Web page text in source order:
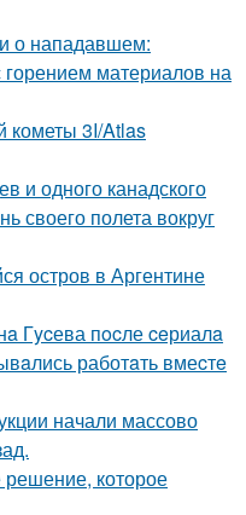
о нападавшем:
горением материалов на
кометы 3I/Atlas
и одного канадского
своего полета вокруг
остров в Аргентине
Гycева пocле ceриалa
работaть вмеcтe
начали массово
которое